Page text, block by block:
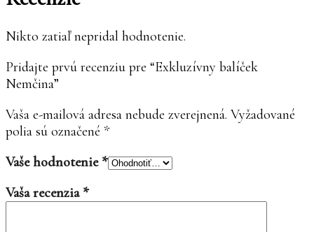
Nikto zatiaľ nepridal hodnotenie.
Pridajte prvú recenziu pre “Exkluzívny balíček
Nemčina”
Vaša e-mailová adresa nebude zverejnená. Vyžadované
polia sú označené *
Vaše hodnotenie *
Vaša recenzia*